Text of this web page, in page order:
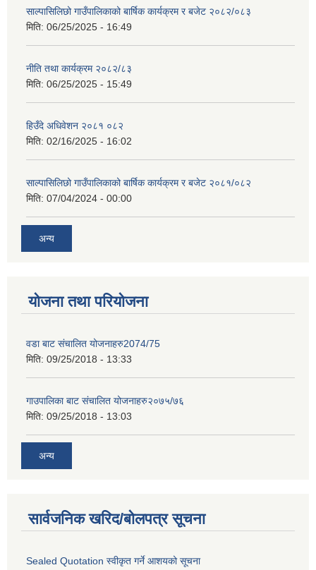
साल्पासिलिछो गाउँपालिकाको बार्षिक कार्यक्रम र बजेट २०८२/०८३
मिति: 06/25/2025 - 16:49
नीति तथा कार्यक्रम २०८२/८३
मिति: 06/25/2025 - 15:49
हिउँदे अधिवेशन २०८१ ०८२
मिति: 02/16/2025 - 16:02
साल्पासिलिछो गाउँपालिकाको बार्षिक कार्यक्रम र बजेट २०८१/०८२
मिति: 07/04/2024 - 00:00
अन्य
योजना तथा परियोजना
वडा बाट संचालित योजनाहरु2074/75
मिति: 09/25/2018 - 13:33
गाउपालिका बाट संचालित योजनाहरु२०७५/७६
मिति: 09/25/2018 - 13:03
अन्य
सार्वजनिक खरिद/बोलपत्र सूचना
Sealed Quotation स्वीकृत गर्ने आशयको सूचना